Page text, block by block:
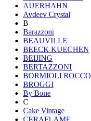
AUERHAHN
Avdeev Crystal
B
Barazzoni
BEAUVILLE
BEECK KUECHEN
BEIJING
BERTAZZONI
BORMIOLI ROCCO
BROGGI
By Bone
C
Cake Vintage
CERAFLAME